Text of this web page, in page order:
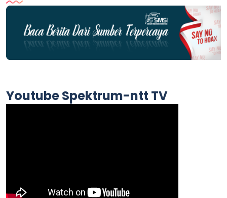
Youtube Spektrum-ntt TV